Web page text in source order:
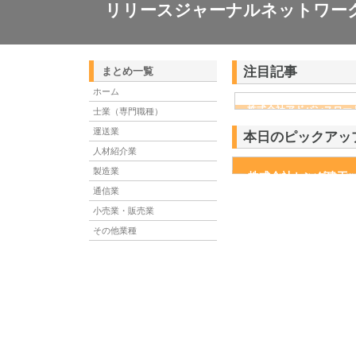
リリースジャーナルネットワー
まとめ一覧
ホーム
士業（専門職種）
運送業
人材紹介業
製造業
通信業
小売業・販売業
その他業種
注目記事
株式会社アドバンスロ
本日のピックアッ
株式会社センダ建工
株式会社センダ建工は、